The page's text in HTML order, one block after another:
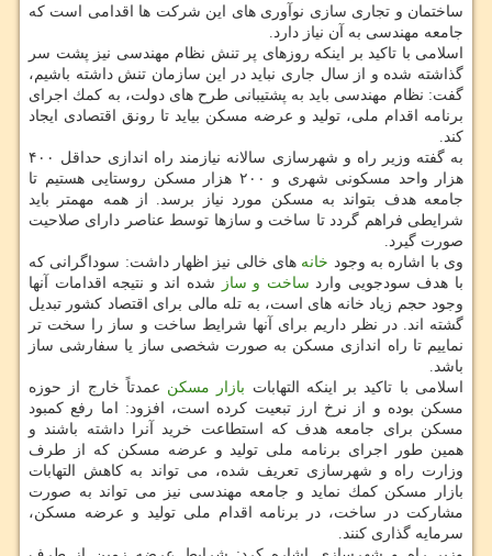
ساختمان و تجاری سازی نوآوری های این شركت ها اقدامی است كه
جامعه مهندسی به آن نیاز دارد.
اسلامی با تاكید بر اینكه روزهای پر تنش نظام مهندسی نیز پشت سر
گذاشته شده و از سال جاری نباید در این سازمان تنش داشته باشیم،
گفت: نظام مهندسی باید به پشتیبانی طرح های دولت، به كمك اجرای
برنامه اقدام ملی، تولید و عرضه مسكن بیاید تا رونق اقتصادی ایجاد
كند.
به گفته وزیر راه و شهرسازی سالانه نیازمند راه اندازی حداقل ۴۰۰
هزار واحد مسكونی شهری و ۲۰۰ هزار مسكن روستایی هستیم تا
جامعه هدف بتواند به مسكن مورد نیاز برسد. از همه مهمتر باید
شرایطی فراهم گردد تا ساخت و سازها توسط عناصر دارای صلاحیت
صورت گیرد.
وی با اشاره به وجود خانه های خالی نیز اظهار داشت: سوداگرانی كه
با هدف سودجویی وارد ساخت و ساز
شده اند و نتیجه اقدامات آنها
وجود حجم زیاد خانه های است، به تله مالی برای اقتصاد كشور تبدیل
گشته اند. در نظر داریم برای آنها شرایط ساخت و ساز را سخت تر
نماییم تا راه اندازی مسكن به صورت شخصی ساز یا سفارشی ساز
باشد.
اسلامی با تاكید بر اینكه التهابات بازار مسكن عمدتاً خارج از حوزه
مسكن بوده و از نرخ ارز تبعیت كرده است، افزود: اما رفع كمبود
مسكن برای جامعه هدف كه استطاعت خرید آنرا داشته باشند و
همین طور اجرای برنامه ملی تولید و عرضه مسكن كه از طرف
وزارت راه و شهرسازی تعریف شده، می تواند به كاهش التهابات
بازار مسكن كمك نماید و جامعه مهندسی نیز می تواند به صورت
مشاركت در ساخت، در برنامه اقدام ملی تولید و عرضه مسكن،
سرمایه گذاری كنند.